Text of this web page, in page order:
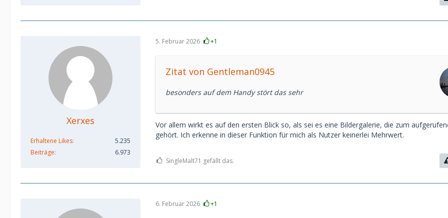
Xerxes
Erhaltene Likes
5.235
Beiträge
6.973
5. Februar 2026 +1
Zitat von Gentleman0945
besonders auf dem Handy stört das sehr
Vor allem wirkt es auf den ersten Blick so, als sei es eine Bildergalerie, die zum
gehört. Ich erkenne in dieser Funktion für mich als Nutzer keinerlei Mehrwert.
SingleMalt71 gefällt das.
6. Februar 2026 +1